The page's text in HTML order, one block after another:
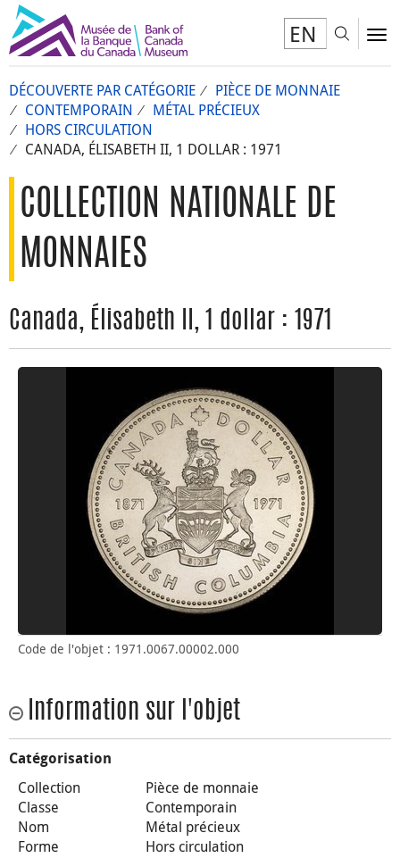
EN
DÉCOUVERTE PAR CATÉGORIE
PIÈCE DE MONNAIE
CONTEMPORAIN
MÉTAL PRÉCIEUX
HORS CIRCULATION
CANADA, ÉLISABETH II, 1 DOLLAR : 1971
COLLECTION NATIONALE DE
MONNAIES
Canada, Élisabeth II, 1 dollar : 1971
Code de l'objet : 1971.0067.00002.000
Information sur l'objet
Catégorisation
Collection
Pièce de monnaie
Classe
Contemporain
Nom
Métal précieux
Forme
Hors circulation